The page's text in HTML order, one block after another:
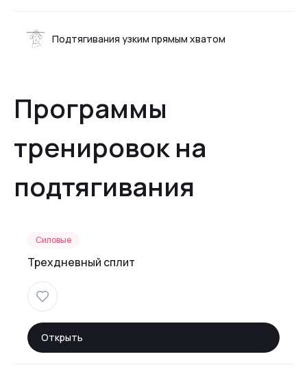
Подтягивания узким прямым хватом
Программы
тренировок на
подтягивания
Силовые
Трехдневный сплит
Открыть